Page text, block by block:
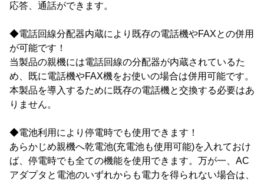
応答、通話ができます。
◆電話回線分配器内蔵により既存の電話機やFAXとの併用
が可能です！
当製品の親機には電話回線の分配器が内蔵されているた
め、既に電話機やFAX機をお使いの場合は併用可能です。
本製品を導入するために既存の電話機と交換する必要はあ
りません。
◆電池利用により停電時でも使用できます！
あらかじめ親機へ乾電池(充電池も使用可能)を入れておけ
ば、停電時でも全ての機能を使用できます。万が一、AC
アダプタと電池のいずれからも電力を得られない場合は、